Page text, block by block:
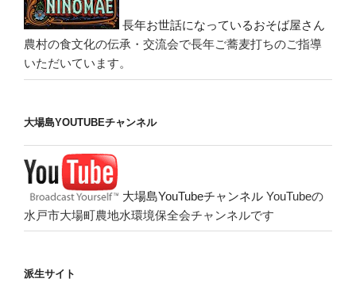
長年お世話になっているおそば屋さん
農村の食文化の伝承・交流会で長年ご蕎麦打ちのご指導
いただいています。
大場島YOUTUBEチャンネル
大場島YouTubeチャンネル YouTubeの
水戸市大場町農地水環境保全会チャンネルです
派生サイト